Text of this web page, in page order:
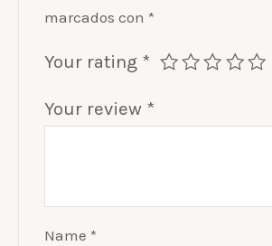
marcados con *
Your rating *
Your review *
Name *